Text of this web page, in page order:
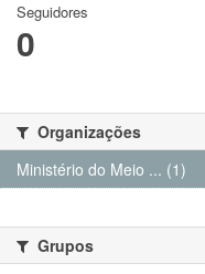
Seguidores
0
Organizações
Ministério do Meio ... (1)
Grupos